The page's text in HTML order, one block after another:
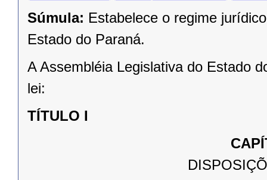
Súmula: Estabelece o regime
Estado do Paraná.
A Assembléia Legislativa do Estado
lei:
TÍTULO I